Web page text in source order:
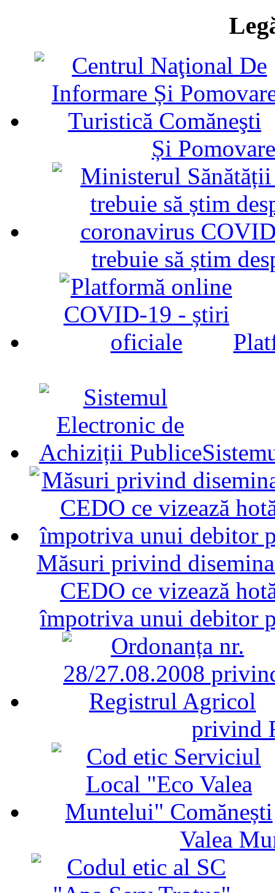
Și
trebuie să știm
Măsuri privind
CEDO ce vizează
împotriva unui debitor
privind
Valea